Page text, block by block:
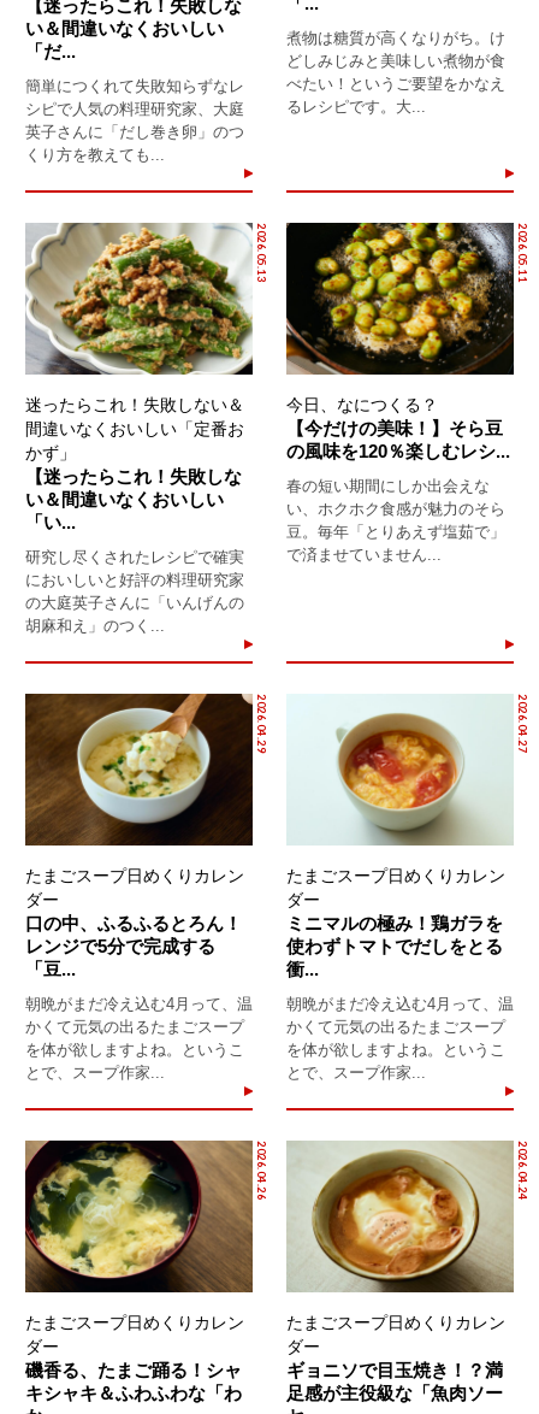
【迷ったらこれ！失敗しな
い＆間違いなくおいしい
「だ...
簡単につくれて失敗知らずなレ
シピで人気の料理研究家、大庭
英子さんに「だし巻き卵」のつ
くり方を教えても...
煮物は糖質が高くなりがち。け
どしみじみと美味しい煮物が食
べたい！というご要望をかなえ
るレシピです。大...
2026.05.13
迷ったらこれ！失敗しない＆
間違いなくおいしい「定番お
かず」
【迷ったらこれ！失敗しな
い＆間違いなくおいしい
「い...
研究し尽くされたレシピで確実
においしいと好評の料理研究家
の大庭英子さんに「いんげんの
胡麻和え」のつく...
2026.05.11
今日、なにつくる？
【今だけの美味！】そら豆
の風味を120％楽しむレシ...
春の短い期間にしか出会えな
い、ホクホク食感が魅力のそら
豆。毎年「とりあえず塩茹で」
で済ませていません...
2026.04.29
たまごスープ日めくりカレン
ダー
口の中、ふるふるとろん！
レンジで5分で完成する
「豆...
朝晩がまだ冷え込む4月って、温
かくて元気の出るたまごスープ
を体が欲しますよね。というこ
とで、スープ作家...
2026.04.27
たまごスープ日めくりカレン
ダー
ミニマルの極み！鶏ガラを
使わずトマトでだしをとる
衝...
朝晩がまだ冷え込む4月って、温
かくて元気の出るたまごスープ
を体が欲しますよね。というこ
とで、スープ作家...
2026.04.26
たまごスープ日めくりカレン
ダー
磯香る、たまご踊る！シャ
キシャキ＆ふわふわな「わ
2026.04.24
たまごスープ日めくりカレン
ダー
ギョニソで目玉焼き！？満
足感が主役級な「魚肉ソー